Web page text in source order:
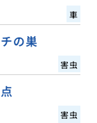
車
の巣
害虫
害虫